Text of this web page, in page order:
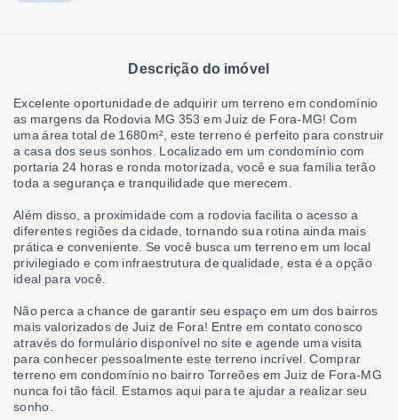
Descrição do imóvel
Excelente oportunidade de adquirir um terreno em condomínio
as margens da Rodovia MG 353 em Juiz de Fora-MG! Com
uma área total de 1680m², este terreno é perfeito para construir
a casa dos seus sonhos. Localizado em um condomínio com
portaria 24 horas e ronda motorizada, você e sua família terão
toda a segurança e tranquilidade que merecem.
Além disso, a proximidade com a rodovia facilita o acesso a
diferentes regiões da cidade, tornando sua rotina ainda mais
prática e conveniente. Se você busca um terreno em um local
privilegiado e com infraestrutura de qualidade, esta é a opção
ideal para você.
Não perca a chance de garantir seu espaço em um dos bairros
mais valorizados de Juiz de Fora! Entre em contato conosco
através do formulário disponível no site e agende uma visita
para conhecer pessoalmente este terreno incrível. Comprar
terreno em condomínio no bairro Torreões em Juiz de Fora-MG
nunca foi tão fácil. Estamos aqui para te ajudar a realizar seu
sonho.